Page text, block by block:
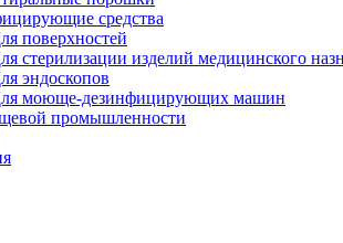
средства
поверхностей
стерилизации изделий медицинского
эндоскопов
моюще-дезинфицирующих машин
промышленности